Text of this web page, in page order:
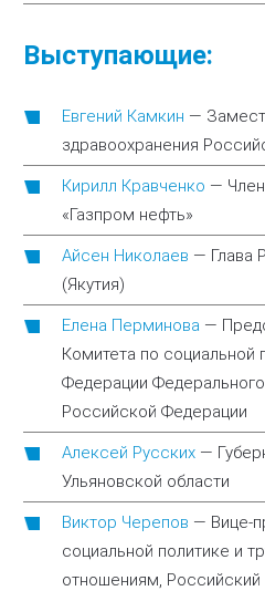
Выступающие:
Евгений Камкин —
здравоохранения
Кирилл Кравченко —
«Газпром нефть»
Айсен Николаев — Глава
(Якутия)
Елена Перминова —
Комитета по социальной
Федерации
Российской Федерации
Алексей Русских —
Ульяновской области
Виктор Черепов — Вице-
социальной политике и
отношениям,